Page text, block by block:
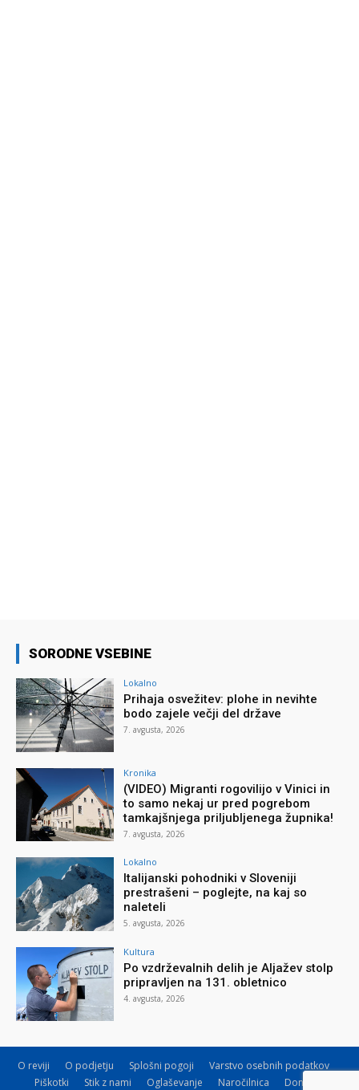
SORODNE VSEBINE
Lokalno
Prihaja osvežitev: plohe in nevihte
bodo zajele večji del države
7. avgusta, 2026
Kronika
(VIDEO) Migranti rogovilijo v Vinici in
to samo nekaj ur pred pogrebom
tamkajšnjega priljubljenega župnika!
7. avgusta, 2026
Lokalno
Italijanski pohodniki v Sloveniji
prestrašeni – poglejte, na kaj so
naleteli
5. avgusta, 2026
Kultura
Po vzdrževalnih delih je Aljažev stolp
pripravljen na 131. obletnico
4. avgusta, 2026
O reviji O podjetju Splošni pogoji
Varstvo osebnih podatkov
Piškotki
Stik z nami Oglaševanje Naročilnica Donacije